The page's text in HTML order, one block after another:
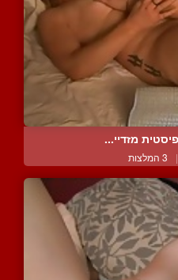
מזדיי...
| 3 המלצות